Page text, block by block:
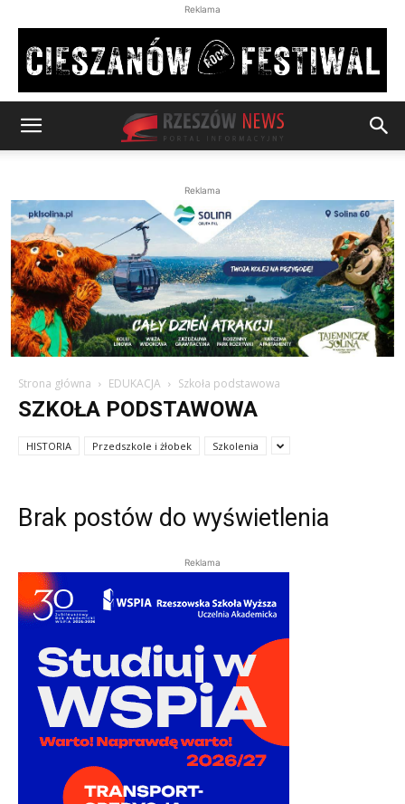
Reklama
Reklama
Strona główna EDUKACJA Szkoła podstawowa
SZKOŁA PODSTAWOWA
HISTORIA Przedszkole i żłobek Szkolenia
Brak postów do wyświetlenia
Reklama